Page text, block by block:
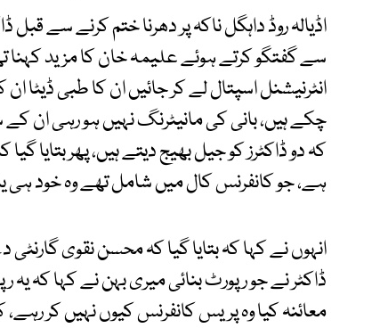
اڈیالہ روڈ داہگل ناکہ پر دھرنا ختم کرنے سے
سے گفتگو کرتے ہوئے علیمہ خان کا مزید کہنا
انٹرنیشنل اسپتال لے کر جائیں ان کا طبی
چکے ہیں، بانی کی مانیٹرنگ نہیں ہو رہی ان
کہ دو ڈاکٹرز کو جیل بھیج دیتے ہیں، پھر بتایا
ہے، جو کانفرنس کال میں شامل تھے وہ خود ہی
انہوں نے کہا کہ بتایا گیا کہ محسن نقوی
ڈاکٹر نے جو رپورٹ بنائی میری بہن نے کہا کہ
معائنہ کیا وہ پریس کانفرنس کیوں نہیں کر